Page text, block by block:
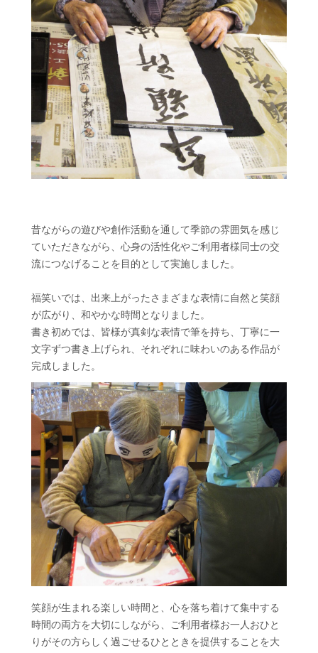
昔ながらの遊びや創作活動を通して季節の雰囲気を感じ
ていただきながら、心身の活性化やご利用者様同士の交
流につなげることを目的として実施しました。
福笑いでは、出来上がったさまざまな表情に自然と笑顔
が広がり、和やかな時間となりました。
書き初めでは、皆様が真剣な表情で筆を持ち、丁寧に一
文字ずつ書き上げられ、それぞれに味わいのある作品が
完成しました。
笑顔が生まれる楽しい時間と、心を落ち着けて集中する
時間の両方を大切にしながら、ご利用者様お一人おひと
りがその方らしく過ごせるひとときを提供することを大